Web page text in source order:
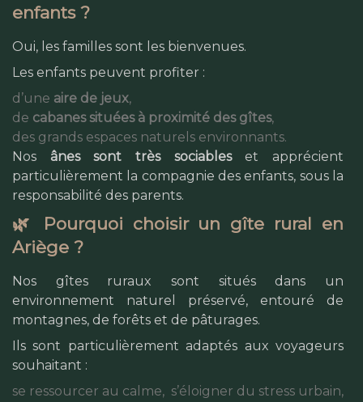
enfants ?
Oui, les familles sont les bienvenues.
Les enfants peuvent profiter :
d’une aire de jeux,
de cabanes situées à proximité des gîtes,
des grands espaces naturels environnants.
Nos ânes sont très sociableset apprécient
particulièrement la compagnie des enfants, sous la
responsabilité des parents.
🌿 Pourquoi choisir un gîte rural en
Ariège ?
Nos gîtes ruraux sont situés dans un
environnement naturel préservé, entouré de
montagnes, de forêts et de pâturages.
Ils sont particulièrement adaptés aux voyageurs
souhaitant :
se ressourcer au calme, s’éloigner du stress urbain,